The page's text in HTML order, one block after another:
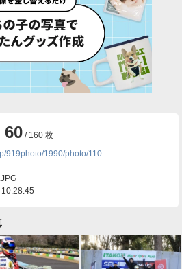
60 / 160 枚
919photo/1990/photo/110